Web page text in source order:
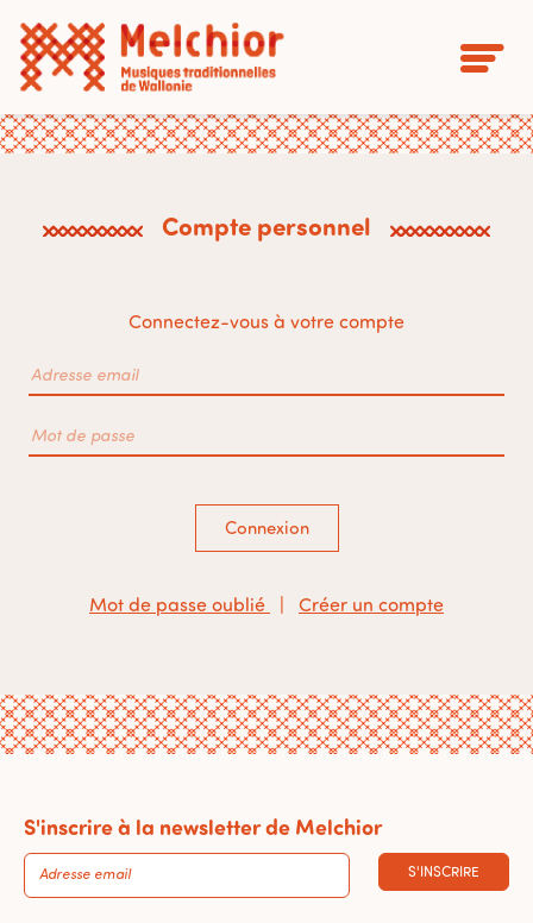
Compte personnel
Connectez-vous à votre compte
Connexion
Mot de passe oublié Créer un compte
S'inscrire à la newsletter de Melchior
S'INSCRIRE